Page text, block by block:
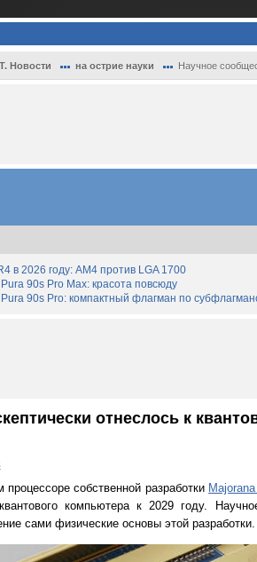
Новости на острие науки Научное
в 2026 году: AM4 против LGA 1700
90s Pro Max: красота повсюду
90s Pro: компактный флагман по
отнеслось к
собственной разработки
квантового компьютера к 2029 году.
сами физические основы этой разработки.